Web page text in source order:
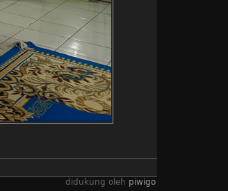
didukung oleh piwigo